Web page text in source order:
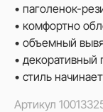
• паголенок-
• комфортно
• объемный
• декоративный
• стиль
Артикул